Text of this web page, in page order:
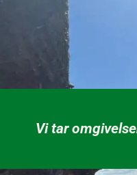
Vi tar